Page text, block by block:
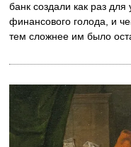
банк создали как раз
финансового голода, и
тем сложнее им было